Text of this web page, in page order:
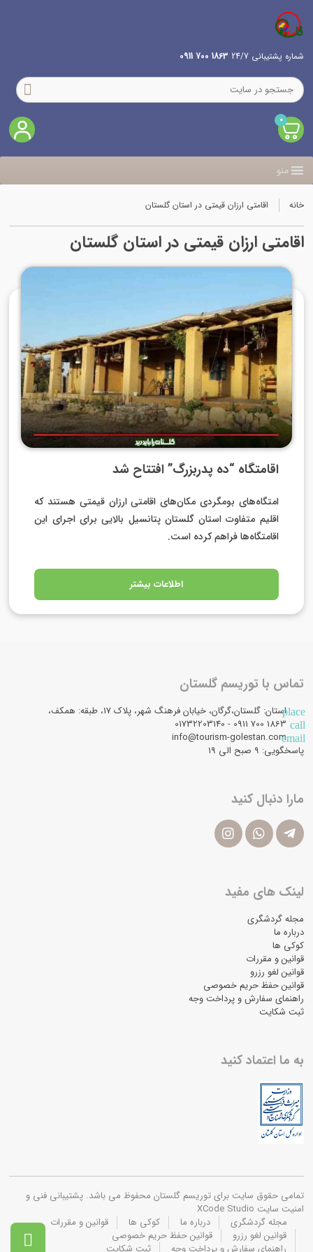
شماره پشتیبانی 24/7 1863 700 0911
0
منو
خانه اقامتی ارزان قیمتی در استان گلستان
اقامتی ارزان قیمتی در استان گلستان
اقامتگاه “ده پدربزرگ” افتتاح شد
امتگاه‌های بومگردی مکان‌های اقامتی ارزان قیمتی هستند که
اقلیم متفاوت استان گلستان پتانسیل بالایی برای اجرای این
اقامتگاه‌ها فراهم کرده است.
اطلاعات بیشتر

تماس با توریسم گلستان
placeاستان: گلستان،گرگان، خیابان فرهنگ شهر، پلاک 17، طبقه: همکف،
call
email
info@tourism-golestan.com
پاسخگویی: ۹ صبح الی 19
مارا دنبال کنید
لینک های مفید
مجله گردشگری
درباره ما
کوکی ها
قوانین و مقررات
قوانین لغو رزرو
قوانین حفظ حریم خصوصی
راهنمای سفارش و پرداخت وجه
ثبت شکایت
به ما اعتماد کنید
تمامی حقوق سایت برای توریسم گلستان محفوظ می باشد. پشتیبانی فنی و
امنیت سایت XCode Studio
مجله گردشگری
درباره ما کوکی ها
قوانین و مقررات
قوانین لغو رزرو
قوانین حفظ حریم خصوصی